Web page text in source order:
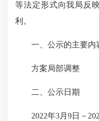
等法定形式向我局反
利。
一、公示的主要内
方案局部调整
二、公示日期
2022年3月9日－